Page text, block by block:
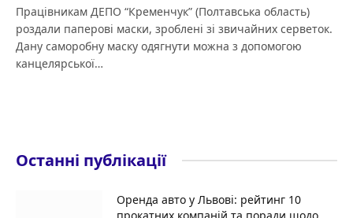
Працівникам ДЕПО “Кременчук” (Полтавська область)
роздали паперові маски, зроблені зі звичайних серветок.
Дану саморобну маску одягнути можна з допомогою
канцелярської…
Останні публікації
Оренда авто у Львові: рейтинг 10
прокатних компаній та поради щодо